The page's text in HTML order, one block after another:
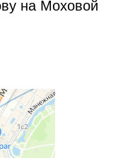
на Моховой